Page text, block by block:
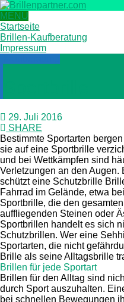
MENU
Startseite
Brillen-Kaufberatung
Impressum
29. Juli 2016
SHARE
Bestimmte Sportarten
sie auf eine Sportbrille
und bei Wettkämpfen sind
Verletzungen an den
schützt eine Schutzbrille
Fahrrad im Gelände, etwa
Sportbrille, die den
auffliegenden Steinen oder
Sportbrillen handelt es sich
Schutzbrillen. Wer eine
Sportarten, die nicht
Brille als seine Alltagsbrille
Brillen für jede Sportart
Brillen für den Alltag sind
durch Sport auszuhalten.
bei schnellen Bewegungen